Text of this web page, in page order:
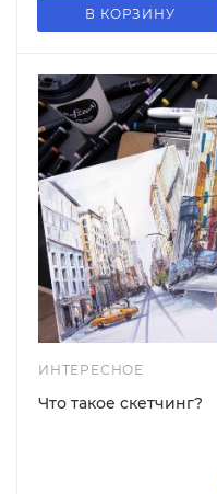
В КОРЗИНУ
ИНТЕРЕСНОЕ
Что такое скетчинг?